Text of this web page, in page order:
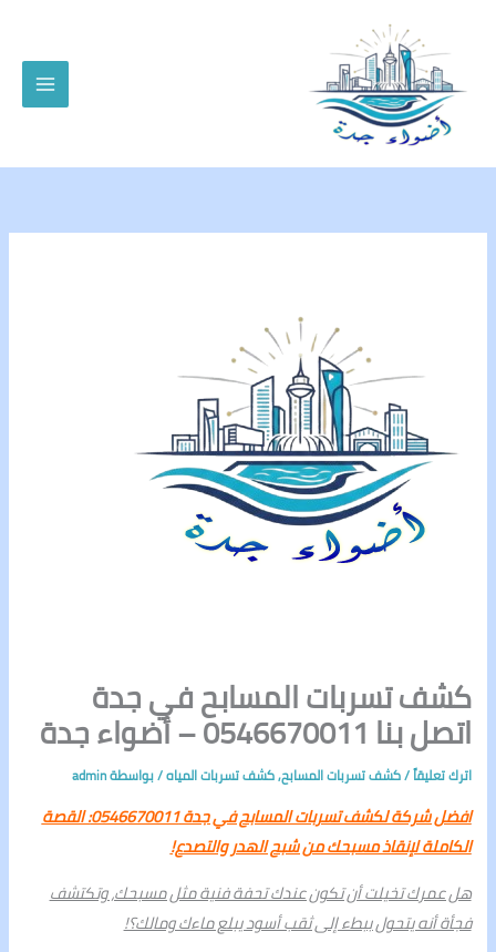
المحتوى
كشف تسربات المسابح في جدة
اتصل بنا 0546670011 – أضواء جدة
اترك تعليقاً/كشف تسربات المسابح,كشف تسربات المياه/ بواسطةadmin
افضل شركة لكشف تسربات المسابح في جدة 0546670011: القصة
الكاملة لإنقاذ مسبحك من شبح الهدر والتصدع!
هل عمرك تخيلت أن تكون عندك تحفة فنية مثل مسبحك، وتكتشف
فجأة أنه يتحول ببطء إلى ثقب أسود يبلع ماءك ومالك؟!